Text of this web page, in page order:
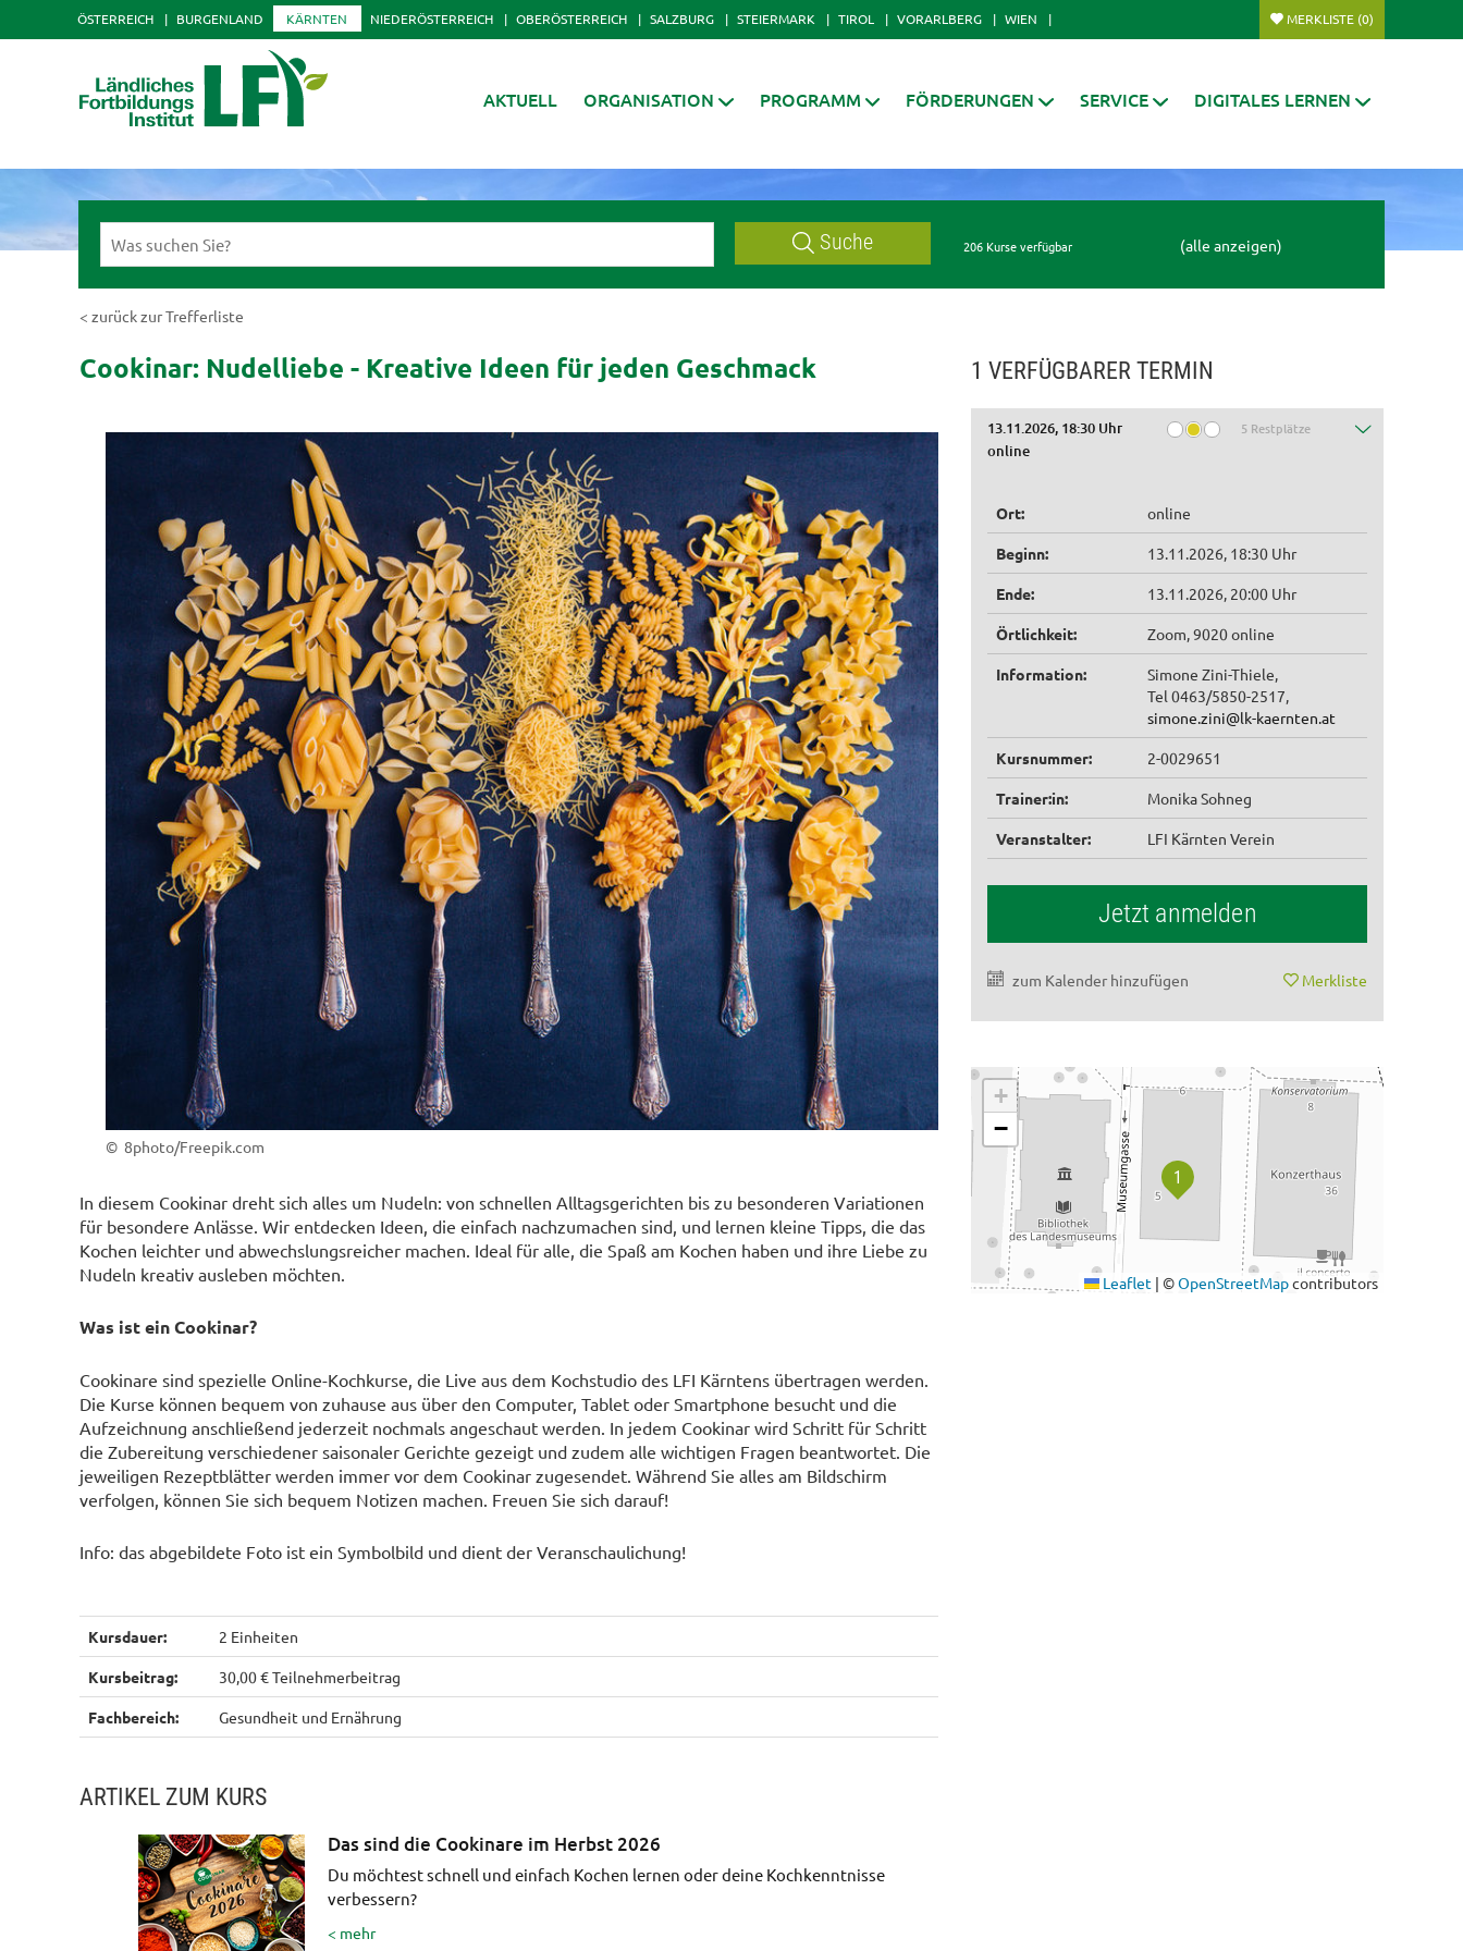
ÖSTERREICH BURGENLAND KÄRNTEN NIEDERÖSTERREICH OBERÖSTERREICH SALZBURG STEIERMARK TIROL VORARLBERG WIEN MERKLISTE (0)
AKTUELL ORGANISATION PROGRAMM FÖRDERUNGEN SERVICE DIGITALES LERNEN
Suche 206 Kurse verfügbar (alle anzeigen)
< zurück zur Trefferliste
Cookinar: Nudelliebe - Kreative Ideen für jeden Geschmack
© 8photo/Freepik.com
In diesem Cookinar dreht sich alles um Nudeln: von schnellen Alltagsgerichten bis zu besonderen Variationen
für besondere Anlässe. Wir entdecken Ideen, die einfach nachzumachen sind, und lernen kleine Tipps, die das
Kochen leichter und abwechslungsreicher machen. Ideal für alle, die Spaß am Kochen haben und ihre Liebe zu
Nudeln kreativ ausleben möchten.
Was ist ein Cookinar?
Cookinare sind spezielle Online-Kochkurse, die Live aus dem Kochstudio des LFI Kärntens übertragen werden.
Die Kurse können bequem von zuhause aus über den Computer, Tablet oder Smartphone besucht und die
Aufzeichnung anschließend jederzeit nochmals angeschaut werden. In jedem Cookinar wird Schritt für Schritt
die Zubereitung verschiedener saisonaler Gerichte gezeigt und zudem alle wichtigen Fragen beantwortet. Die
jeweiligen Rezeptblätter werden immer vor dem Cookinar zugesendet. Während Sie alles am Bildschirm
verfolgen, können Sie sich bequem Notizen machen. Freuen Sie sich darauf!
Info: das abgebildete Foto ist ein Symbolbild und dient der Veranschaulichung!
Kursdauer: 2 Einheiten
Kursbeitrag: 30,00 € Teilnehmerbeitrag
Fachbereich: Gesundheit und Ernährung
ARTIKEL ZUM KURS
Das sind die Cookinare im Herbst 2026
Du möchtest schnell und einfach Kochen lernen oder deine Kochkenntnisse
verbessern?
< mehr
1 VERFÜGBARER TERMIN
13.11.2026, 18:30 Uhr 5 Restplätze
online
Ort: online
Beginn: 13.11.2026, 18:30 Uhr
Ende: 13.11.2026, 20:00 Uhr
Örtlichkeit: Zoom, 9020 online
Information:
Simone Zini-Thiele,
Tel 0463/5850-2517,
simone.zini@lk-kaernten.at
Kursnummer: 2-0029651
Trainer:in: Monika Sohneg
Veranstalter: LFI Kärnten Verein
Jetzt anmelden
zum Kalender hinzufügen Merkliste
.
+
−
Leaflet | ©OpenStreetMapcontributors